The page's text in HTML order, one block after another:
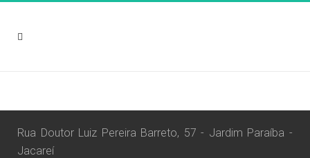
Rua Doutor Luiz Pereira Barreto, 57 - Jardim Paraíba -
Jacareí